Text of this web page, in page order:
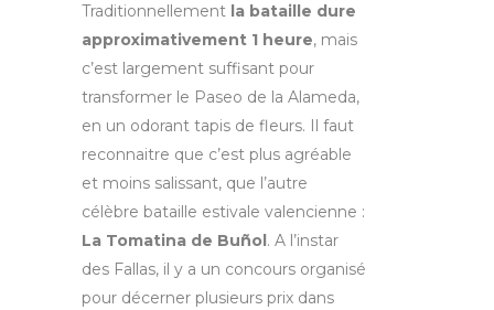
Traditionnellement la bataille dure
approximativement 1 heure, mais
c’est largement suffisant pour
transformer le Paseo de la Alameda,
en un odorant tapis de fleurs. Il faut
reconnaitre que c’est plus agréable
et moins salissant, que l’autre
célèbre bataille estivale valencienne :
La Tomatina de Buñol . A l’instar
des Fallas, il y a un concours organisé
pour décerner plusieurs prix dans